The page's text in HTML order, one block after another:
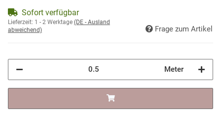
Sofort verfügbar
Lieferzeit: 1 - 2 Werktage (DE - Ausland
abweichend)
Frage zum Artikel
Meter